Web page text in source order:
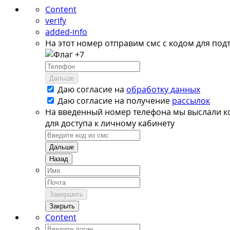
Content
verify
added-info
На этот номер отправим смс с кодом для
+7
Дальше
Даю согласие на обработку данных
Даю согласие на получение рассылок
На введенный номер телефона мы выслали
для доступа к личному кабинету
Дальше
Назад
Завершить
Закрыть
Content